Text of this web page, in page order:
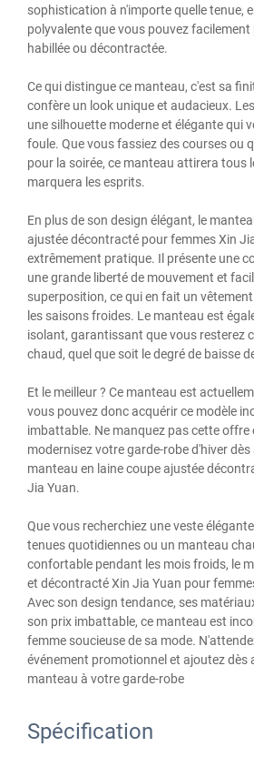
sophistication à n'importe quelle tenue,
polyvalente que vous pouvez facilement
habillée ou décontractée.
Ce qui distingue ce manteau, c'est sa
confère un look unique et audacieux.
une silhouette moderne et élégante qui
foule. Que vous fassiez des courses ou
pour la soirée, ce manteau attirera tous
marquera les esprits.
En plus de son design élégant, le
ajustée décontracté pour femmes Xin
extrêmement pratique. Il présente une
une grande liberté de mouvement et
superposition, ce qui en fait un
les saisons froides. Le manteau est
isolant, garantissant que vous resterez
chaud, quel que soit le degré de baisse
Et le meilleur ? Ce manteau est
vous pouvez donc acquérir ce modèle
imbattable. Ne manquez pas cette offre
modernisez votre garde-robe d'hiver
manteau en laine coupe ajustée
Jia Yuan.
Que vous recherchiez une veste
tenues quotidiennes ou un manteau
confortable pendant les mois froids, le
et décontracté Xin Jia Yuan pour
Avec son design tendance, ses
son prix imbattable, ce manteau est
femme soucieuse de sa mode.
événement promotionnel et ajoutez dès
manteau à votre garde-robe
Spécification